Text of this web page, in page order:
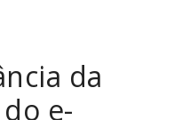
da
e-